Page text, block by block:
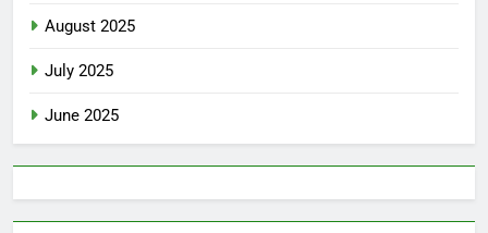
August 2025
July 2025
June 2025